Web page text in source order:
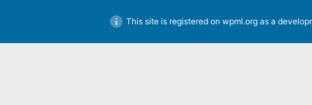
This site is registered on wpml.orgas a